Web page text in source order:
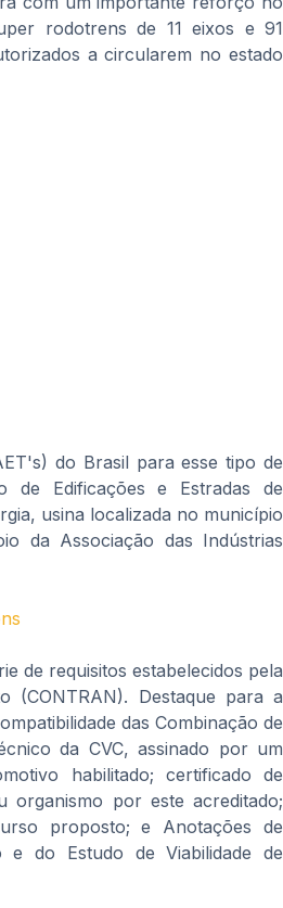
rodotrens de 11 eixos e 91
a circularem no estado
do Brasil para esse tipo de
de Edificações e Estradas de
usina localizada no município
da Associação das Indústrias
de requisitos estabelecidos pela
(CONTRAN). Destaque para a
das Combinação de
da CVC, assinado por um
habilitado; certificado de
organismo por este acreditado;
proposto; e Anotações de
e do Estudo de Viabilidade de